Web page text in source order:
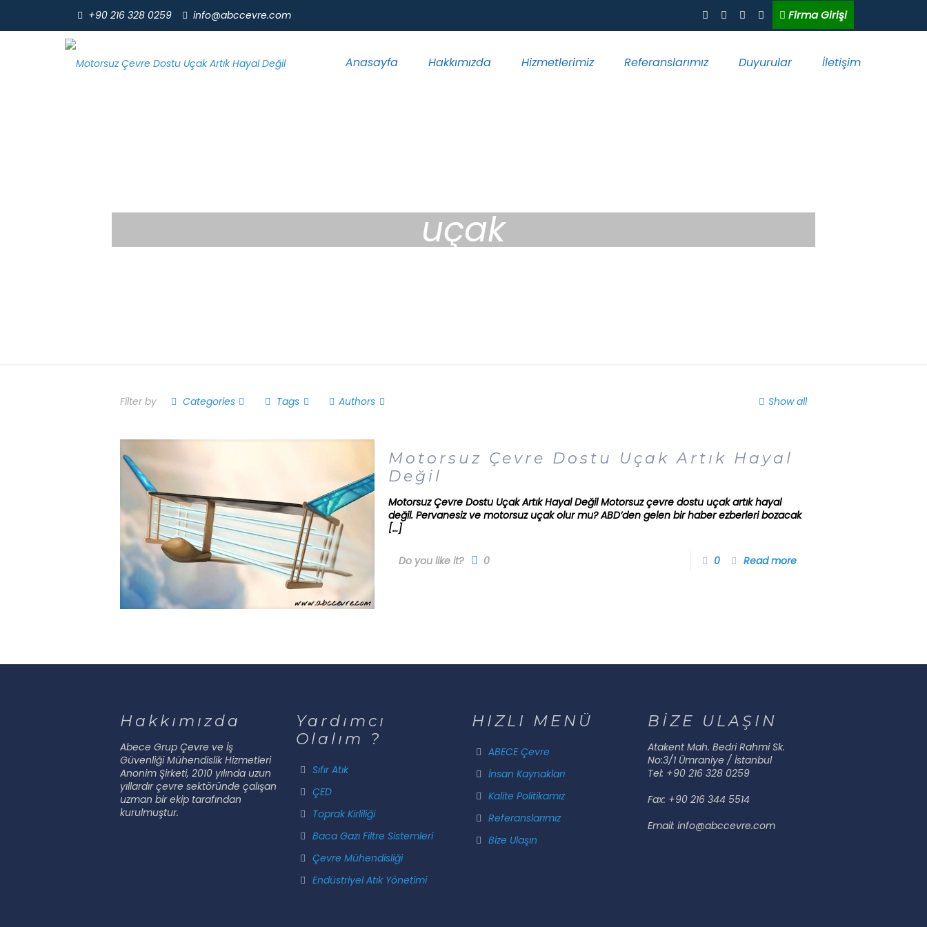
+90 216 328 0259 info@abccevre.com Firma Girişi
Anasayfa Hakkımızda Hizmetlerimiz Referanslarımız Duyurular İletişim
uçak
Filter by Categories Tags Authors Show all
Motorsuz Çevre Dostu Uçak Artık Hayal
Değil
Motorsuz Çevre Dostu Uçak Artık Hayal Değil Motorsuz çevre dostu uçak artık hayal
değil. Pervanesiz ve motorsuz uçak olur mu? ABD’den gelen bir haber ezberleri bozacak
[…]
Do you like it? 0 0 Read more
Hakkımızda
Abece Grup Çevre ve İş
Güvenliği Mühendislik Hizmetleri
Anonim Şirketi, 2010 yılında uzun
yıllardır çevre sektöründe çalışan
uzman bir ekip tarafından
kurulmuştur.
Yardımcı
Olalım ?
Sıfır Atık
ÇED
Toprak Kirliliği
Baca Gazı Filtre Sistemleri
Çevre Mühendisliği
Endüstriyel Atık Yönetimi
HIZLI MENÜ
ABECE Çevre
İnsan Kaynakları
Kalite Politikamız
Referanslarımız
Bize Ulaşın
BİZE ULAŞIN
Atakent Mah. Bedri Rahmi Sk.
No:3/1 Ümraniye / İstanbul
Tel: +90 216 328 0259
Fax: +90 216 344 5514
Email: info@abccevre.com